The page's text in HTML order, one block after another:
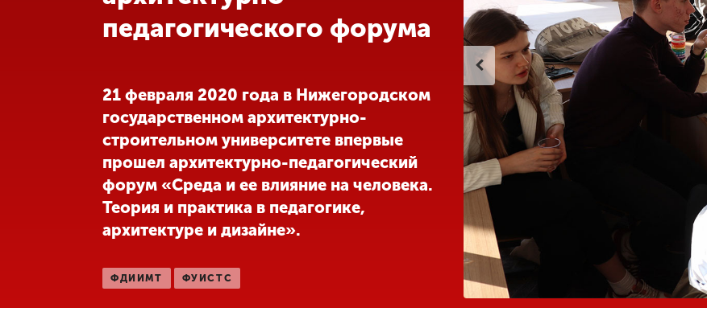
Международная
деятельность
Другие виды
деятельности
Студенческая
Сведения об
образовательной
педагогического форума
21 февраля 2020 года в Нижегородском
государственном архитектурно-
строительном университете впервые
прошел архитектурно-педагогический
форум «Среда и ее влияние на человека.
Теория и практика в педагогике,
архитектуре и дизайне».
ФДИИМТ ФУИСТС